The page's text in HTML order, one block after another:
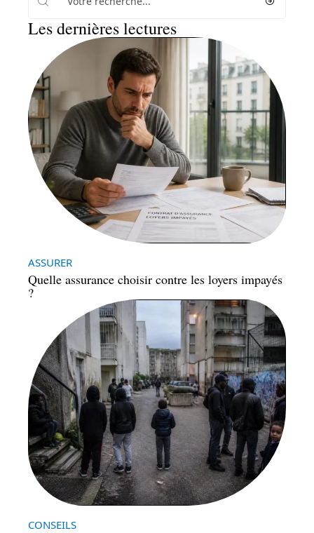
Les dernières lectures
ASSURER
Quelle assurance choisir contre les loyers impayés
?
CONSEILS